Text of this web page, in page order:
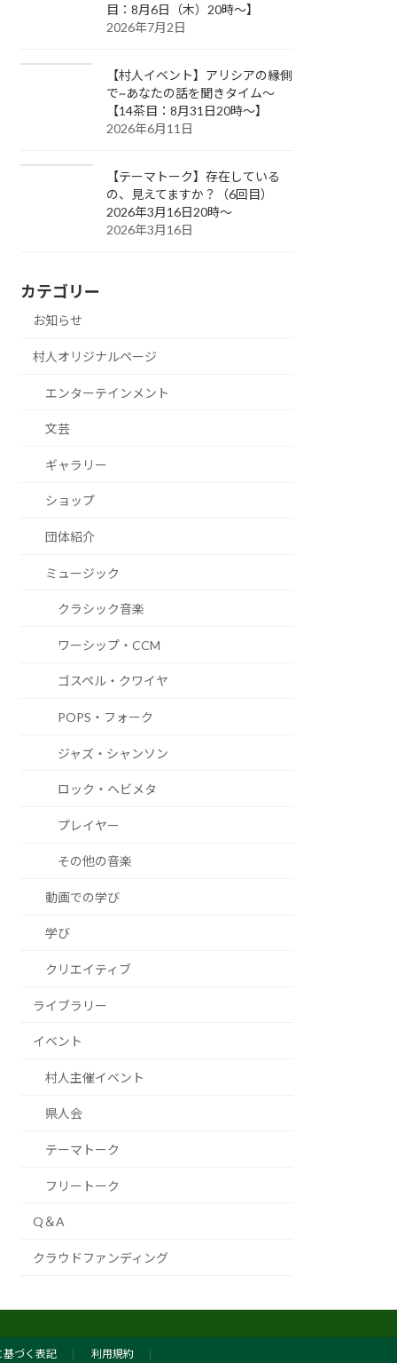
目：8月6日（木）20時～】
2026年7月2日
【村人イベント】アリシアの縁側
で~あなたの話を聞きタイム～
【14茶目：8月31日20時～】
2026年6月11日
【テーマトーク】存在している
の、見えてますか？（6回目）
2026年3月16日20時～
2026年3月16日
カテゴリー
お知らせ
村人オリジナルページ
エンターテインメント
文芸
ギャラリー
ショップ
団体紹介
ミュージック
クラシック音楽
ワーシップ・CCM
ゴスペル・クワイヤ
POPS・フォーク
ジャズ・シャンソン
ロック・ヘビメタ
プレイヤー
​その他の音楽
動画での学び
学び
クリエイティブ
ライブラリー
イベント
村人主催イベント
県人会
テーマトーク
フリートーク
Q＆A
クラウドファンディング
基づく表記 利用規約